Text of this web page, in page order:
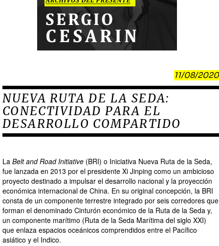
11/08/2020
NUEVA RUTA DE LA SEDA:
CONECTIVIDAD PARA EL
DESARROLLO COMPARTIDO
La Belt and Road Initiative (BRI) o Iniciativa Nueva Ruta de la Seda,
fue lanzada en 2013 por el presidente Xi Jinping como un ambicioso
proyecto destinado a impulsar el desarrollo nacional y la proyección
económica internacional de China. En su original concepción, la BRI
consta de un componente terrestre integrado por seis corredores que
forman el denominado Cinturón económico de la Ruta de la Seda y,
un componente marítimo (Ruta de la Seda Marítima del siglo XXI)
que enlaza espacios oceánicos comprendidos entre el Pacífico
asiático y el Indico.